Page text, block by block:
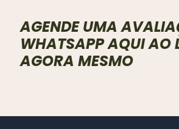
AGENDE UMA
WHATSAPP AQUI AO
AGORA MESMO